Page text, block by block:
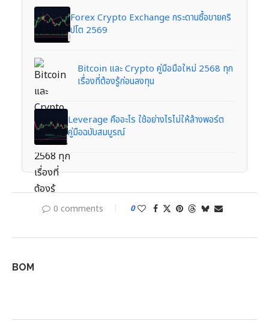
Forex Crypto Exchange กระดานซื้อขายคริ
ปโต 2569
Bitcoin และ Crypto คู่มือมือใหม่ 2568 ทุก
เรื่องที่ต้องรู้ก่อนลงทุน
Leverage คืออะไร ใช้อย่างไรไม่ให้ล้างพอร์ต
คู่มือฉบับสมบูรณ์
0 comments 0
BOM